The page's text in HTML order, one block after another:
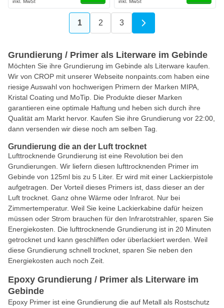
Sie lesen gerade die Seite
1 Seite
2 Seite
3
Grundierung / Primer als Literware im Gebinde
Möchten Sie ihre Grundierung im Gebinde als Literware kaufen.
Wir von CROP mit unserer Webseite nonpaints.com haben eine
riesige Auswahl von hochwerigen Primern der Marken MIPA,
Kristal Coating und MoTip. Die Produkte dieser Marken
garantieren eine optimale Haftung und heben sich durch ihre
Qualität am Markt hervor. Kaufen Sie ihre Grundierung vor 22:00,
dann versenden wir diese noch am selben Tag.
Grundierung die an der Luft trocknet
Lufttrocknende Grundierung ist eine Revolution bei den
Grundierungen. Wir liefern diesen lufttrocknenden Primer im
Gebinde von 125ml bis zu 5 Liter. Er wird mit einer Lackierpistole
aufgetragen. Der Vorteil dieses Primers ist, dass dieser an der
Luft trocknet. Ganz ohne Wärme oder Infrarot. Nur bei
Zimmertemperatur. Weil Sie keine Lackierkabine dafür heizen
müssen oder Strom brauchen für den Infrarotstrahler, sparen Sie
Energiekosten. Die lufttrocknende Grundierung ist in 20 Minuten
getrocknet und kann geschliffen oder überlackiert werden. Weil
diese Grundierung schnell trocknet, sparen Sie neben den
Energiekosten auch noch Zeit.
Epoxy Grundierung / Primer als Literware im
Gebinde
Epoxy Primer ist eine Grundierung die auf Metall als Rostschutz